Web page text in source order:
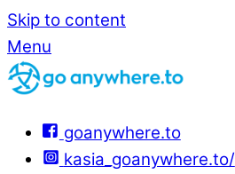
Skip to content
Menu
goanywhere.to
kasia_goanywhere.to/